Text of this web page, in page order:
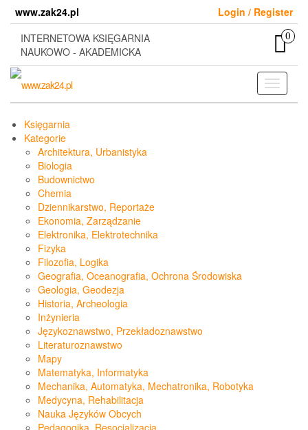
content
www.zak24.pl
Login / Register
INTERNETOWA KSIĘGARNIA
NAUKOWO - AKADEMICKA
0
Toggle
Księgarnia
Kategorie
Architektura, Urbanistyka
Biologia
Budownictwo
Chemia
Dziennikarstwo, Reportaże
Ekonomia, Zarządzanie
Elektronika, Elektrotechnika
Fizyka
Filozofia, Logika
Geografia, Oceanografia, Ochrona Środowiska
Geologia, Geodezja
Historia, Archeologia
Inżynieria
Językoznawstwo, Przekładoznawstwo
Literaturoznawstwo
Mapy
Matematyka, Informatyka
Mechanika, Automatyka, Mechatronika, Robotyka
Medycyna, Rehabilitacja
Nauka Języków Obcych